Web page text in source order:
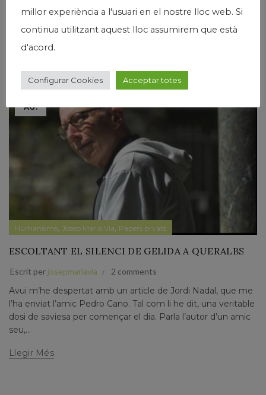
Llegir Més
06
AG.
Humanisme, Josep Maria Via, Papers prvats
ESCOLTANT EL SILENCI DE GELIDA A QUERALBS
Escrit per josepmariavia 2 comments
Avui m’he despertat amb un article de Jordi Nadal, que me
l’ha enviat l’amic Pedro Cano. Tal com li he dit, una veritable
dosi de saviesa per començar el dia. Parla l’autor d’un amic
seu,...
Llegir Més
millor experiència a l'usuari en el nostre lloc web. Si
continua utilitzant aquest lloc assumirem que està
d'acord.
Configurar Cookies Acceptar totes